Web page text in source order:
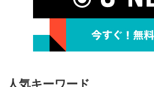
人気キーワード